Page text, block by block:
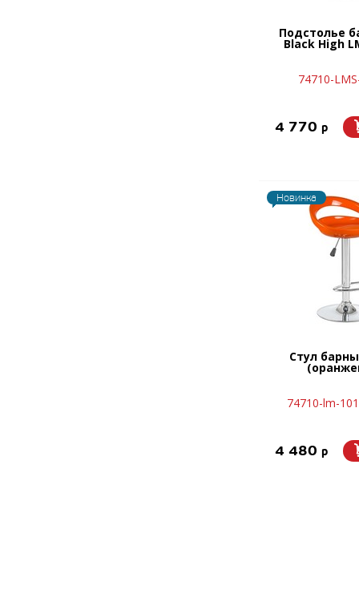
Подстолье
Black High
74710-
4 770 p
Новинка
Стул
74710-lm-
4 480 p